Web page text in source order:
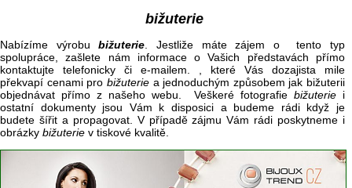
bižuterie
Nabízíme výrobubižuterie . Jestliže máte zájem o tento typ
spolupráce, zašlete nám informace o Vašich představách přímo
kontaktujte telefonicky či e-mailem. , které Vás dozajista mile
překvapí cenami pro bižuteriea jednoduchým způsobem jak bižuterii
objednávat přímo z našeho webu. Veškeré fotografie bižuterie i
ostatní dokumenty jsou Vám k disposici a budeme rádi když je
budete šířit a propagovat. V případě zájmu Vám rádi poskytneme i
obrázky bižuterie v tiskové kvalitě.